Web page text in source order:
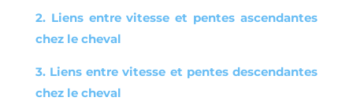
2. Liens entre vitesse et pentes ascendantes
chez le cheval
3. Liens entre vitesse et pentes descendantes
chez le cheval